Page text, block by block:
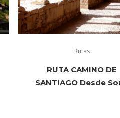
Rutas
RUTA CAMINO DE
SANTIAGO Desde